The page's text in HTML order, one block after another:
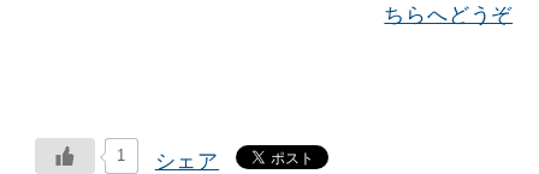
ちらへどうぞ
1 シェア